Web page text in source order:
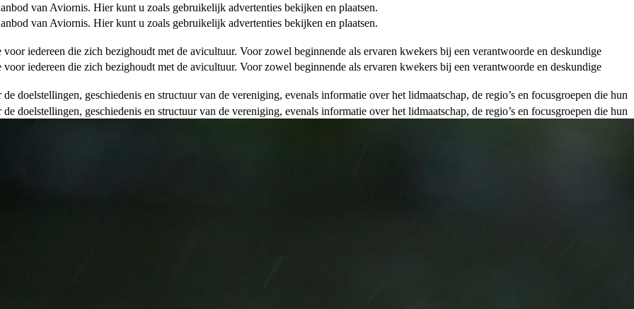
van Aviornis. Hier kunt u zoals gebruikelijk advertenties bekijken en plaatsen.
van Aviornis. Hier kunt u zoals gebruikelijk advertenties bekijken en plaatsen.
iedereen die zich bezighoudt met de avicultuur. Voor zowel beginnende als ervaren kwekers bij een verantwoorde en deskundige
iedereen die zich bezighoudt met de avicultuur. Voor zowel beginnende als ervaren kwekers bij een verantwoorde en deskundige
doelstellingen, geschiedenis en structuur van de vereniging, evenals informatie over het lidmaatschap, de regio’s en focusgroepen die hun
doelstellingen, geschiedenis en structuur van de vereniging, evenals informatie over het lidmaatschap, de regio’s en focusgroepen die hun